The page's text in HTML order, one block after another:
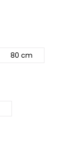
80 cm